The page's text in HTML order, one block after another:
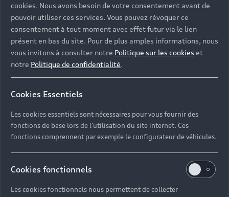
vous concernant, les rectifier, demander leur effacement ou exercer votre droit à la
consentement au traitement de vos données et finalement vous avez le droit de
formuler des directives générales quant au sort de vos données après la mort.
Ces droits s’exercent à l’adresse donneespersonnelles@volkswagengroup.frou par
courrier à l’attention du service Relations Clients de Volkswagen Group France à
l’adresse 11, avenue de Boursonne BP 62, 02601 Villers-Cotterêts Cedex avec tout
élément permettant de justifier de votre identité. Pour disposer d’une information
exhaustive concernant les traitements des données à caractère personnel que nous
réclamation à la CNIL.
cookies. Nous avons besoin de votre consentement avant de
pouvoir utiliser ces services. Vous pouvez révoquer ce
consentement à tout moment avec effet futur via le lien
présent en bas du site. Pour de plus amples informations, nous
vous invitons à consulter notre Politique sur les cookies et
notre Politique de confidentialité.
Cookies Essentiels
Les cookies essentiels sont nécessaires pour vous fournir des
fonctions de base lors de l'utilisation du site internet. Ces
fonctions comprennent par exemple le configurateur de véhicules.
Cookies fonctionnels
Les cookies fonctionnels nous permettent de collecter